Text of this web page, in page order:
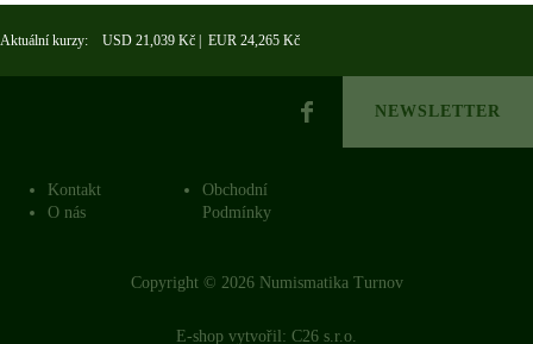
Aktuální kurzy: USD 21,039 Kč | EUR 24,265 Kč
NEWSLETTER
Kontakt
O nás
Obchodní
Podmínky
Copyright © 2026 Numismatika Turnov
E-shop vytvořil: C26 s.r.o.